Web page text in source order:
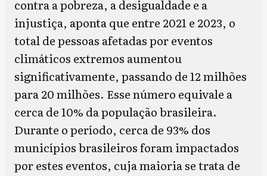
contra a pobreza, a desigualdade e a
injustiça, aponta que entre 2021 e 2023, o
total de pessoas afetadas por eventos
climáticos extremos aumentou
significativamente, passando de 12 milhões
para 20 milhões. Esse número equivale a
cerca de 10% da população brasileira.
Durante o período, cerca de 93% dos
municípios brasileiros foram impactados
por estes eventos, cuja maioria se trata de